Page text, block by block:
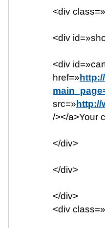
<div
<div
<div
href=»
src=»http://
/></a>Your
</div>
</div>
</div>
<div